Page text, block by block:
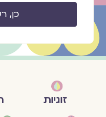
כן,
זוגיות